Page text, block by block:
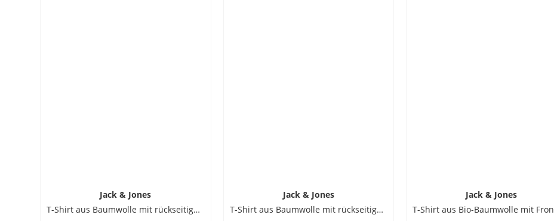
Jack & Jones
T-Shirt aus Baumwolle mit rückseitigem Print
Jack & Jones
T-Shirt aus Baumwolle mit rückseitigem Print
Jack & Jones